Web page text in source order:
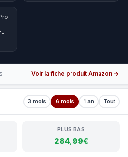
Voir la fiche produit Amazon →
3 mois 6 mois 1 an Tout
PLUS BAS
284,99€